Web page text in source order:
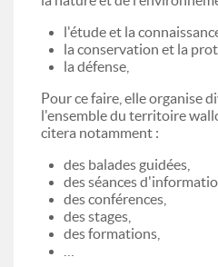
l'étude et la
la conservation et la
la défense,
Pour ce faire, elle organise
l'ensemble du territoire
citera notamment :
des balades guidées,
des séances
des conférences,
des stages,
des formations,